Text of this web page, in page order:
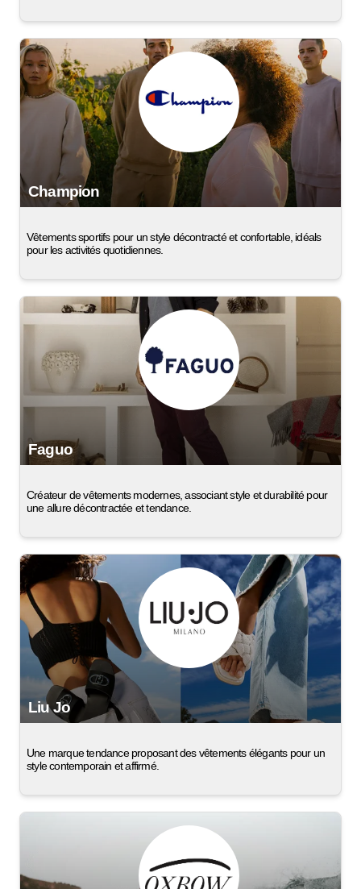
Champion
Vêtements sportifs pour un style décontracté et confortable, idéals
pour les activités quotidiennes.
Faguo
Créateur de vêtements modernes, associant style et durabilité pour
une allure décontractée et tendance.
Liu Jo
Une marque tendance proposant des vêtements élégants pour un
style contemporain et affirmé.